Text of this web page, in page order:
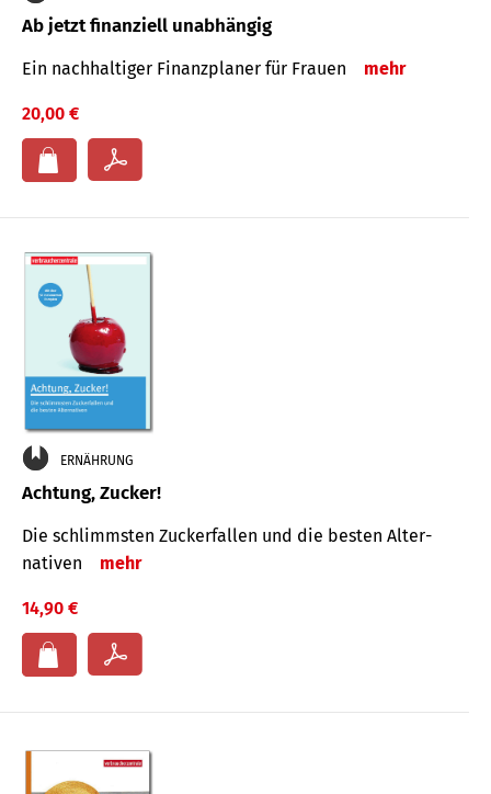
Ab jetzt finanziell unabhängig
Ein nachhaltiger Finanzplaner für Frauen mehr
20,00 €
ERNÄHRUNG
Achtung, Zucker!
Die schlimmsten Zucker­fallen und die besten Alter­
nativen
mehr
14,90 €